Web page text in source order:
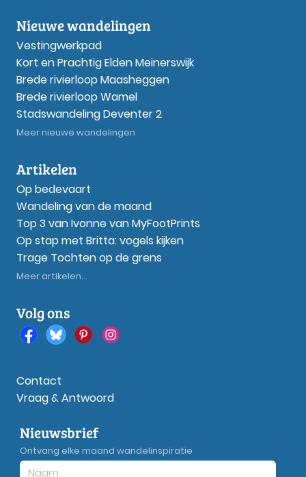
Nieuwe wandelingen
Vestingwerkpad
Kort en Prachtig Elden Meinerswijk
Brede rivierloop Maasheggen
Brede rivierloop Wamel
Stadswandeling Deventer 2
Meer nieuwe wandelingen
Artikelen
Op bedevaart
Wandeling van de maand
Top 3 van Ivonne van MyFootPrints
Op stap met Britta: vogels kijken
Trage Tochten op de grens
Meer artikelen...
Volg ons
Contact
Vraag & Antwoord
Nieuwsbrief
Ontvang elke maand wandelinspiratie